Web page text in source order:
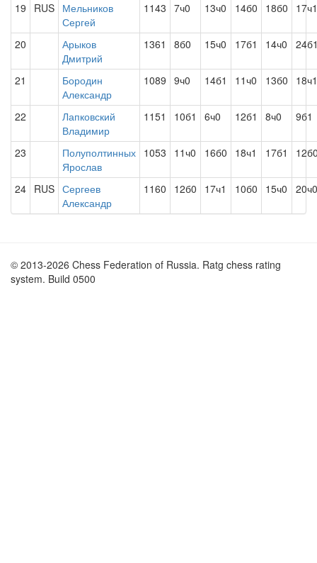
19 RUS Мельников
Сергей
1143 7ч0 13ч0 14б0 18б0 17ч1
20
Арыков
Дмитрий
1361 8б0 15ч0 17б1 14ч0
21
Бородин
Александр
1089 9ч0 14б1 11ч0 13б0 18ч1
22
Лапковский
Владимир
1151 10б1 6ч0 12б1 8ч0 9б1
23
Полуполтинных
Ярослав
1053 11ч0 16б0 18ч1 17б1
24 RUS Сергеев
Александр
1160 12б0 17ч1 10б0 15ч0 20ч0
© 2013-2026 Chess Federation of Russia. Ratg chess rating
system. Build 0500